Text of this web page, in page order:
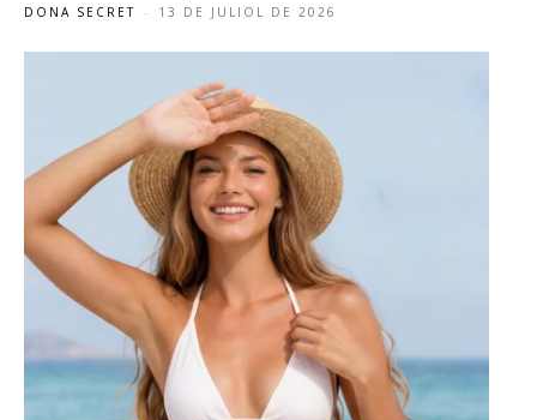
DONA SECRET - 13 DE JULIOL DE 2026